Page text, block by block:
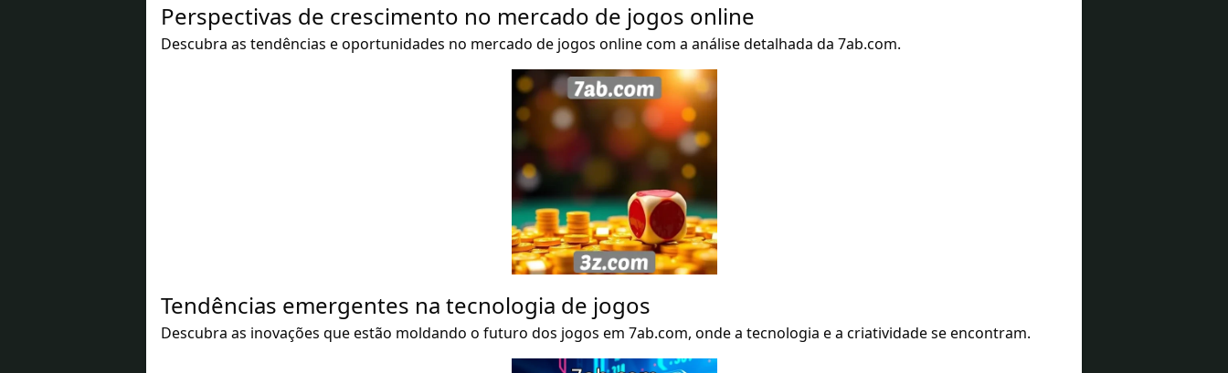
Perspectivas de crescimento no mercado de jogos online
Descubra as tendências e oportunidades no mercado de jogos online com a análise detalhada da 7ab.com.
Tendências emergentes na tecnologia de jogos
Descubra as inovações que estão moldando o futuro dos jogos em 7ab.com, onde a tecnologia e a criatividade se encontram.